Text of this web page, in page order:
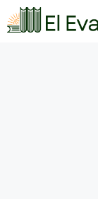
Saltar
al